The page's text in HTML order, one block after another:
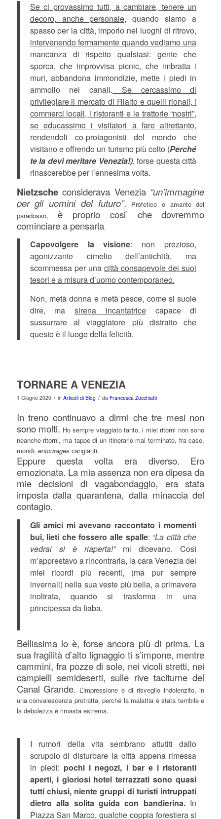
Se ci provassimo tutti, a cambiare, tenere un
decoro, anche personale, quando siamo a
spasso per la città, imporlo nei luoghi di ritrovo,
intervenendo fermamente quando vediamo una
mancanza di rispetto qualsiasi: gente che
sporca, che improvvisa picnic, che imbratta i
muri, abbandona immondizie, mette i piedi in
ammollo nei canali. Se cercassimo di
privilegiare il mercato di Rialto e quelli rionali, i
commerci locali, i ristoranti e le trattorie “nostri”,
se educassimo i visitatori a fare altrettanto,
rendendoli co-protagonisti del mondo che
visitano e offrendo un turismo più colto (Perché
te la devi meritare Venezia!), forse questa città
rinascerebbe per l’ennesima volta.
Nietzscheconsiderava Venezia “un’immagine
per gli uomini del futuro”. Profetico o amante del
paradosso,
è proprio cosi’ che dovremmo
cominciare a pensarla.
Capovolgere la visione: non prezioso,
agonizzante cimelio dell’antichità, ma
scommessa per una città consapevole dei suoi
tesori e a misura d’uomo contemporaneo.
Non, metà donna e metà pesce, come si suole
dire, masirena incantatricecapace di
sussurrare al viaggiatore più distratto che
questo è il luogo della felicità.
TORNARE A VENEZIA
1 Giugno 2020 / in Articoli di Blog / da Francesca Zucchiatti
In treno continuavo a dirmi che tre mesi non
sono molti. Ho sempre viaggiato tanto, i miei ritorni non sono
neanche ritorni, ma tappe di un itinerario mai terminato, fra case,
mondi, entourages cangianti.
Eppure questa volta era diverso. Ero
emozionata. La mia assenza non era dipesa da
mie decisioni di vagabondaggio, era stata
imposta dalla quarantena, dalla minaccia del
contagio.
Gli amici mi avevano raccontato i momenti
bui, lieti che fossero alle spalle: “La città che
vedrai si è riaperta!”mi dicevano. Così
m’apprestavo a rincontrarla, la cara Venezia dei
miei ricordi più recenti, (ma pur sempre
invernali) nella sua veste più bella, a primavera
inoltrata, quando si trasforma in una
principessa da fiaba.
Bellissima lo è, forse ancora più di prima. La
sua fragilità d’alto lignaggio ti s’impone, mentre
cammini, fra pozze di sole, nei vicoli stretti, nei
campielli semideserti, sulle rive taciturne del
Canal Grande. L’impressione è di risveglio indolenzito, in
una convalescenza protratta, perché la malattia è stata terribile e
la debolezza è rimasta estrema.
I rumori della vita sembrano attutiti dallo
scrupolo di disturbare la città appena rimessa
in piedi: pochi i negozi, i bar e i ristoranti
aperti, i gloriosi hotel terrazzati sono quasi
tutti chiusi, niente gruppi di turisti intruppati
dietro alla solita guida con bandierina.In
Piazza San Marco, qualche coppia forestiera si